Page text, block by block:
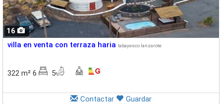
16
villa en venta con terraza haria tabayesco lanzarote
322 m² 6 5
Contactar Guardar